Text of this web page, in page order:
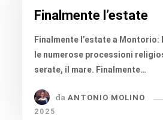
Finalmente l’estate
Finalmente l’estate a
le numerose processioni
serate, il mare. Finalmente…
da ANTONIO MOLINO
2025